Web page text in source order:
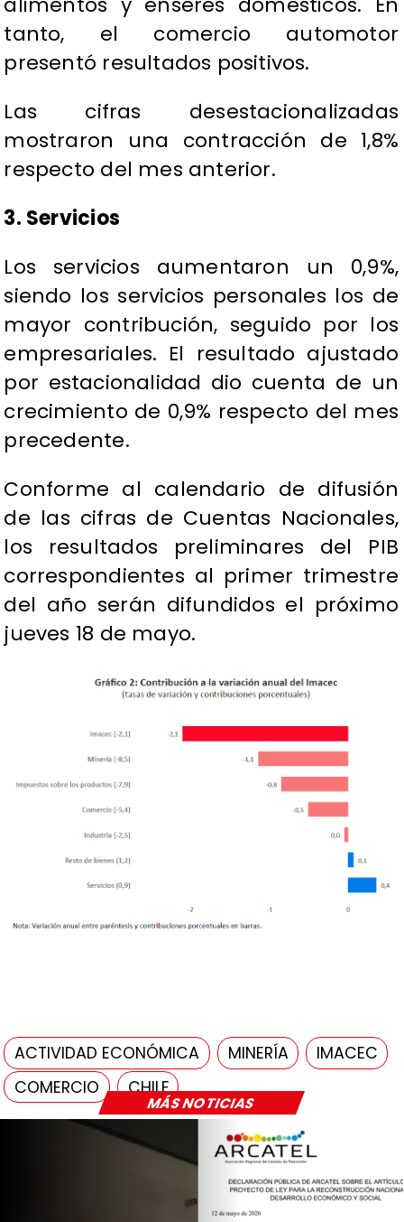
MÁS NOTICIAS
tanto, el comercio automotor
presentó resultados positivos.
Las cifras desestacionalizadas
mostraron una contracción de 1,8%
respecto del mes anterior.
3. Servicios
Los servicios aumentaron un 0,9%,
siendo los servicios personales los de
mayor contribución, seguido por los
empresariales. El resultado ajustado
por estacionalidad dio cuenta de un
crecimiento de 0,9% respecto del mes
precedente.
Conforme al calendario de difusión
de las cifras de Cuentas Nacionales,
los resultados preliminares del PIB
correspondientes al primer trimestre
del año serán difundidos el próximo
jueves 18 de mayo.
ACTIVIDAD ECONÓMICA MINERÍA
IMACEC
COMERCIO
CHILE